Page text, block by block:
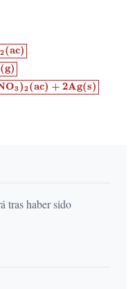
2(ac)
(g)
O3)2(ac) + 2Ag(s)
)+2Ag(s)
tras haber sido